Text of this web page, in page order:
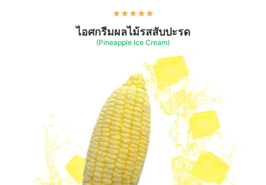
★★★★★
ไอศกรีมผลไม้รสสับปะรด
(Pineapple Ice Cream)